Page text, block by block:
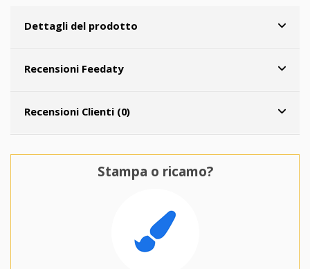
Dettagli del prodotto
Recensioni Feedaty
Recensioni Clienti (0)
Stampa o ricamo?